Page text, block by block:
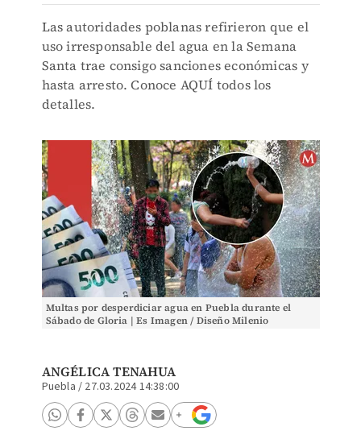
Las autoridades poblanas refirieron que el
uso irresponsable del agua en la Semana
Santa trae consigo sanciones económicas y
hasta arresto. Conoce AQUÍ todos los
detalles.
Multas por desperdiciar agua en Puebla durante el
Sábado de Gloria | Es Imagen / Diseño Milenio
ANGÉLICA TENAHUA
Puebla / 27.03.2024 14:38:00